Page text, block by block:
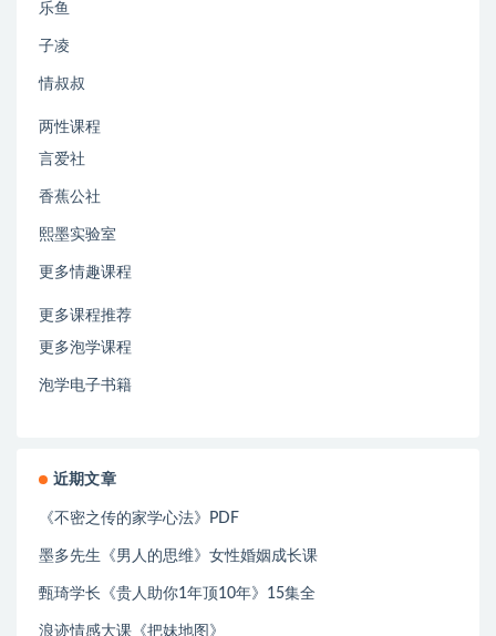
乐鱼
子凌
情叔叔
两性课程
言爱社
香蕉公社
熙墨实验室
更多情趣课程
更多课程推荐
更多泡学课程
泡学电子书籍
近期文章
《不密之传的家学心法》PDF
墨多先生《男人的思维》女性婚姻成长课
甄琦学长《贵人助你1年顶10年》15集全
浪迹情感大课《把妹地图》